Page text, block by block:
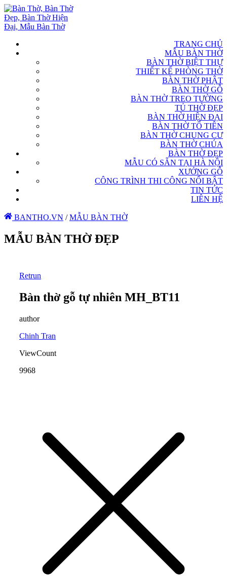
TRANG CHỦ
MẪU BÀN THỜ
BÀN THỜ BIỆT THỰ
THIẾT KẾ PHÒNG THỜ
BÀN THỜ PHẬT
BÀN THỜ GỖ
BÀN THỜ TREO TƯỜNG
TỦ THỜ ĐẸP
BÀN THỜ HIỆN ĐẠI
BÀN THỜ TỔ TIÊN
BÀN THỜ CHUNG CƯ
BÀN THỜ CHÚA
BÀN THỜ ĐẸP
MẪU CÓ SẴN TẠI HÀ NỘI
XƯỞNG GỖ
CÔNG TRÌNH THI CÔNG NỔI BẬT
TIN TỨC
LIÊN HỆ
BANTHO.VN / MẪU BÀN THỜ
MẪU BÀN THỜ ĐẸP
Retrun
Bàn thờ gỗ tự nhiên MH_BT11
author
Chinh Tran
ViewCount
9968